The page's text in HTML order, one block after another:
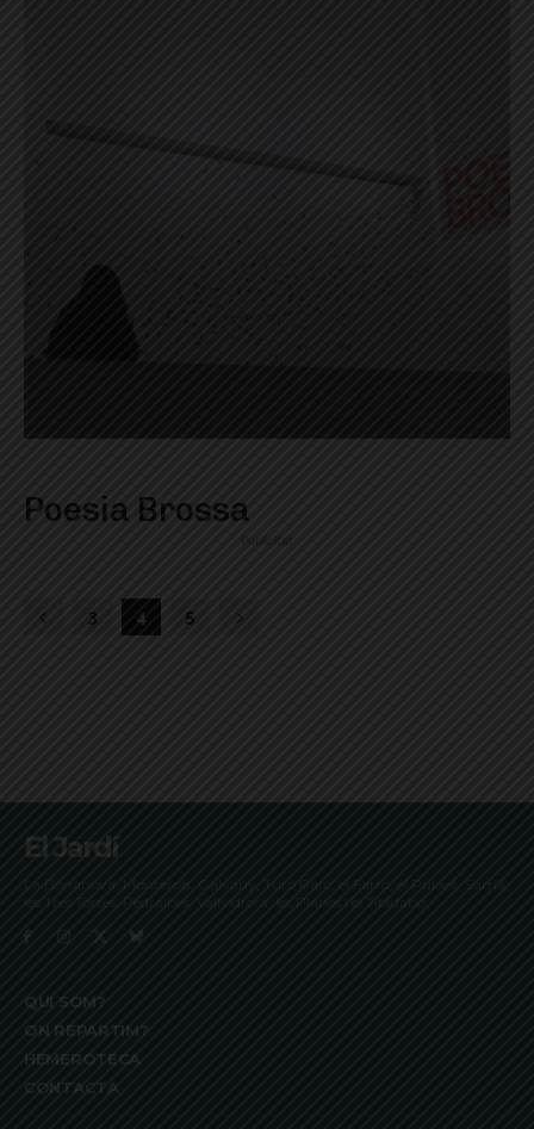
Poesia Brossa
Publicitat
3 4 5
El Jardí
La Bonanova, Monterols, Galvany, Turó Parc, el Farró, el Putxet, Sarrià,
les Tres Torres, Pedralbes, Vallvidrera, les Planes i el Tibidabo
QUI SOM?
ON REPARTIM?
HEMEROTECA
CONTACTA